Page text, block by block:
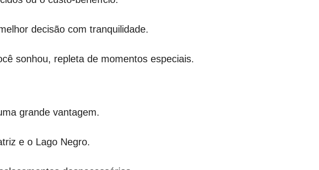
decisão com tranquilidade.
sonhou, repleta de momentos especiais.
grande vantagem.
e o Lago Negro.